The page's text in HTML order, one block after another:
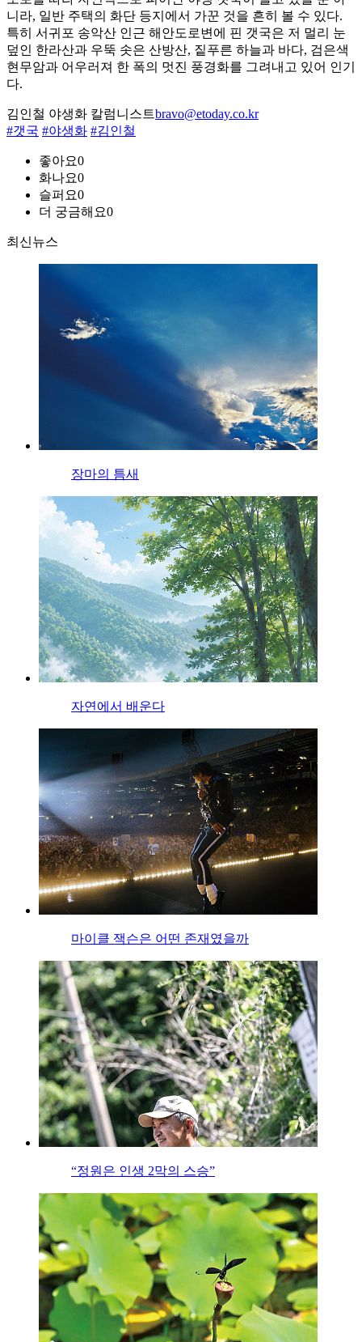
니라, 일반 주택의 화단 등지에서 가꾼 것을 흔히 볼 수 있다.
특히 서귀포 송악산 인근 해안도로변에 핀 갯국은 저 멀리 눈
덮인 한라산과 우뚝 솟은 산방산, 짙푸른 하늘과 바다, 검은색
현무암과 어우러져 한 폭의 멋진 풍경화를 그려내고 있어 인기
다.
김인철 야생화 칼럼니스트bravo@etoday.co.kr
#갯국 #야생화 #김인철
좋아요0
화나요0
슬퍼요0
더 궁금해요0
최신뉴스
장마의 틈새
자연에서 배운다
마이클 잭슨은 어떤 존재였을까
“정원은 인생 2막의 스승”